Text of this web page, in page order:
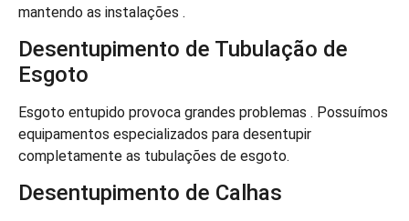
mantendo as instalações .
Desentupimento de Tubulação de
Esgoto
Esgoto entupido provoca grandes problemas . Possuímos
equipamentos especializados para desentupir
completamente as tubulações de esgoto.
Desentupimento de Calhas